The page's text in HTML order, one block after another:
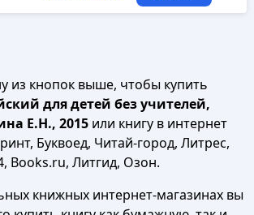
из кнопок выше, чтобы купить
для детей без учителей,
Е.Н., 2015или книгу в интернет
Буквоед, Читай-город, Литрес,
Books.ru, Литгид, Озон.
книжных интернет-магазинах вы